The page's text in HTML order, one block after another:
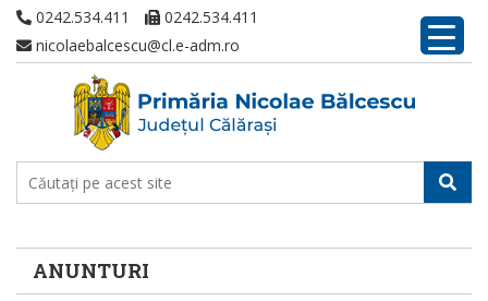
0242.534.411
0242.534.411
nicolaebalcescu@cl.e-adm.ro
ANUNTURI